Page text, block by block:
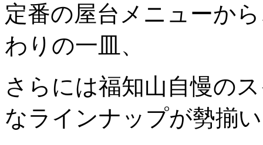
定番の屋台メニューか
わりの一皿、
さらには福知山自慢の
なラインナップが勢揃